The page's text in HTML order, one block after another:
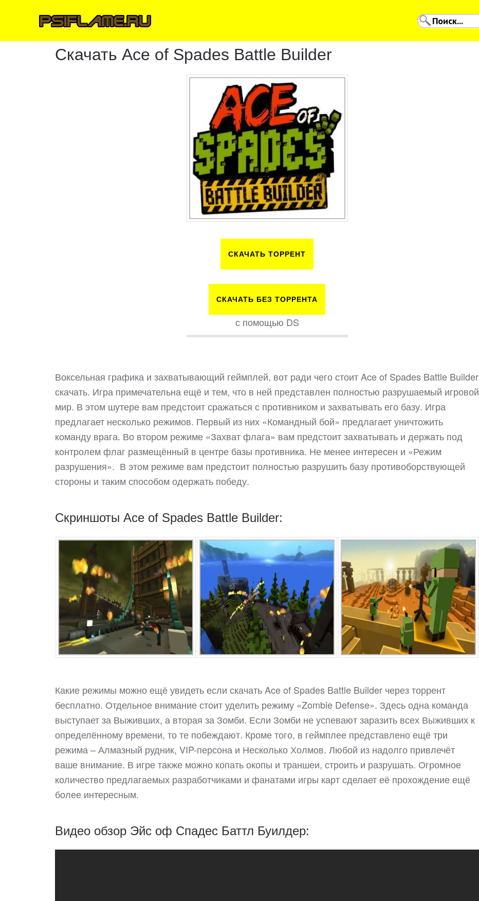
Скачать Ace of Spades Battle Builder
СКАЧАТЬ ТОРРЕНТ
СКАЧАТЬ БЕЗ ТОРРЕНТА
с помощью DS
Воксельная графика и захватывающий геймплей, вот ради чего стоит Ace of Spades Battle Builder
скачать. Игра примечательна ещё и тем, что в ней представлен полностью разрушаемый игровой
мир. В этом шутере вам предстоит сражаться с противником и захватывать его базу. Игра
предлагает несколько режимов. Первый из них «Командный бой» предлагает уничтожить
команду врага. Во втором режиме «Захват флага» вам предстоит захватывать и держать под
контролем флаг размещённый в центре базы противника. Не менее интересен и «Режим
разрушения». В этом режиме вам предстоит полностью разрушить базу противоборствующей
стороны и таким способом одержать победу.
Скриншоты Ace of Spades Battle Builder:
Какие режимы можно ещё увидеть если скачать Ace of Spades Battle Builder через торрент
бесплатно. Отдельное внимание стоит уделить режиму «Zombie Defense». Здесь одна команда
выступает за Выживших, а вторая за Зомби. Если Зомби не успевают заразить всех Выживших к
определённому времени, то те побеждают. Кроме того, в геймплее представлено ещё три
режима – Алмазный рудник, VIP-персона и Несколько Холмов. Любой из надолго привлечёт
ваше внимание. В игре также можно копать окопы и траншеи, строить и разрушать. Огромное
количество предлагаемых разработчиками и фанатами игры карт сделает её прохождение ещё
более интересным.
Видео обзор Эйс оф Спадес Баттл Буилдер: